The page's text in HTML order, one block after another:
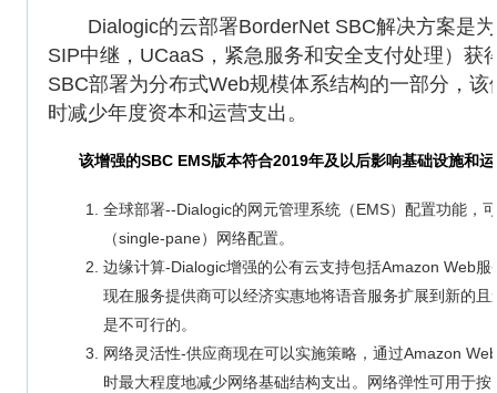
Dialogic的云部署BorderNet SBC解决方案是为
SIP中继，UCaaS，紧急服务和安全支付处理）
SBC部署为分布式Web规模体系结构的一部分，
时减少年度资本和运营支出。
该增强的SBC EMS版本符合2019年及以后影响基础设施和运
全球部署--Dialogic的网元管理系统（EMS）配置功能，
（single-pane）网络配置。
边缘计算-Dialogic增强的公有云支持包括Amazon Web
现在服务提供商可以经济实惠地将语音服务扩展到新的
是不可行的。
网络灵活性-供应商现在可以实施策略，通过Amazon
时最大程度地减少网络基础结构支出。网络弹性可用于